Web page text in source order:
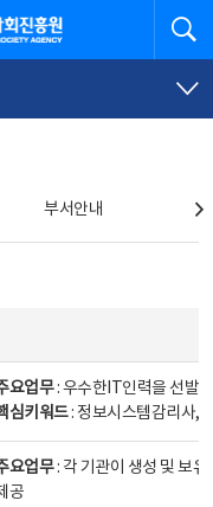
부서안내
요업무: 우수한IT인력을 선발
심키워드: 정보시스템감리사,
요업무: 각 기관이 생성 및 보
공